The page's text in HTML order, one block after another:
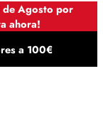
de Agosto por
ahora!
a 100€